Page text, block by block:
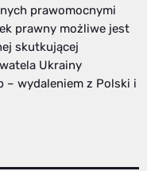
prawomocnymi
prawny możliwe jest
skutkującej
Ukrainy
– wydaleniem z Polski i